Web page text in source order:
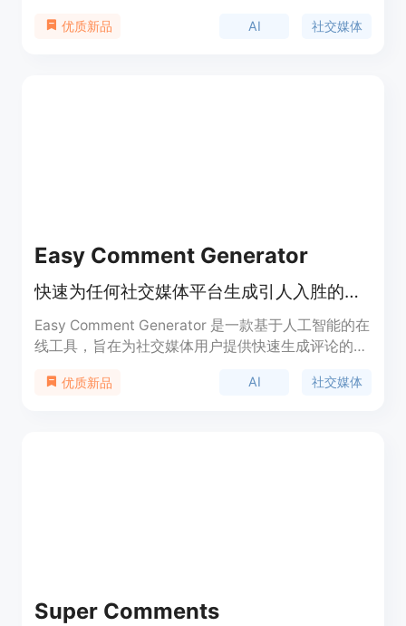
容，提供关于帖子真实性的即时反馈。
优质新品 AI 社交媒体
Easy Comment Generator
快速为任何社交媒体平台生成引人入胜的评论
Easy Comment Generator 是一款基于人工智能的在
线工具，旨在为社交媒体用户提供快速生成评论的功
台、语言、风格和评论长度等参数，生成与内容相关
优质新品 AI 社交媒体
Super Comments